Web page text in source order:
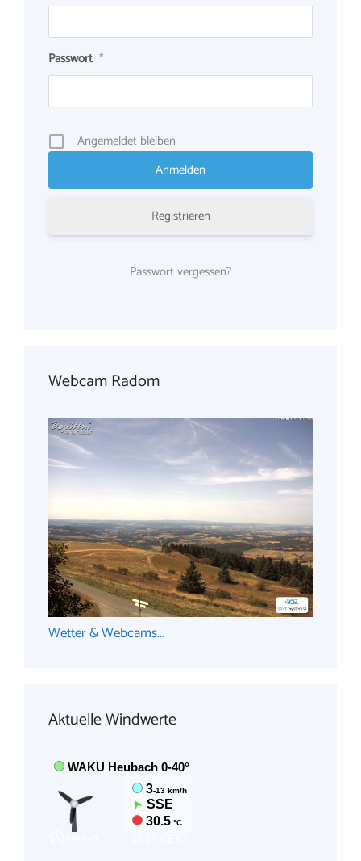
Passwort *
Angemeldet bleiben
Registrieren
Passwort vergessen?
Webcam Radom
Wetter & Webcams...
Aktuelle Windwerte